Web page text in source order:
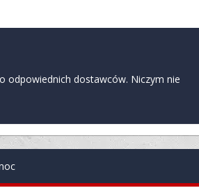
odpowiednich dostawców. Niczym nie